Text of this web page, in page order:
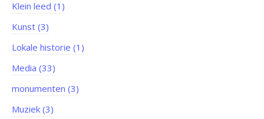
Klein leed (1)
Kunst (3)
Lokale historie (1)
Media (33)
monumenten (3)
Muziek (3)